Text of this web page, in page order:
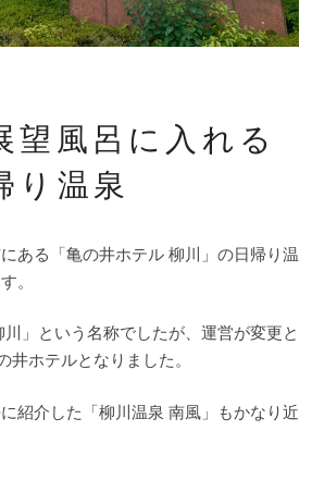
望風呂に入れる
り温泉
ある「亀の井ホテル 柳川」の日帰り温
。
」という名称でしたが、運営が変更と
井ホテルとなりました。
紹介した「柳川温泉 南風」もかなり近